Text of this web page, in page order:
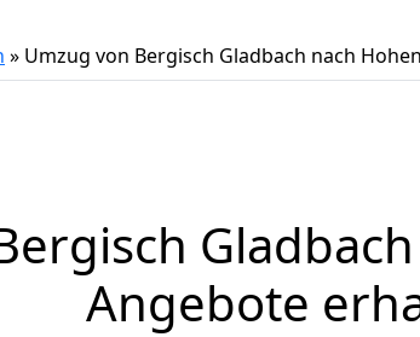
» Umzug von Bergisch Gladbach nach
Angebote